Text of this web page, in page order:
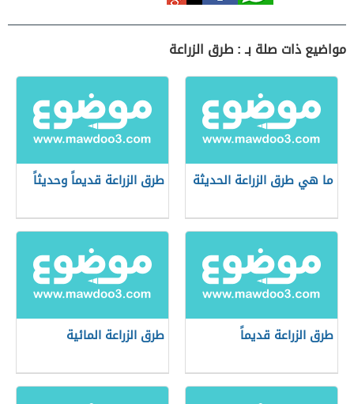
مواضيع ذات صلة بـ : طرق الزراعة
ما هي طرق الزراعة الحديثة طرق الزراعة قديماً وحديثاً
طرق الزراعة قديماً طرق الزراعة المائية